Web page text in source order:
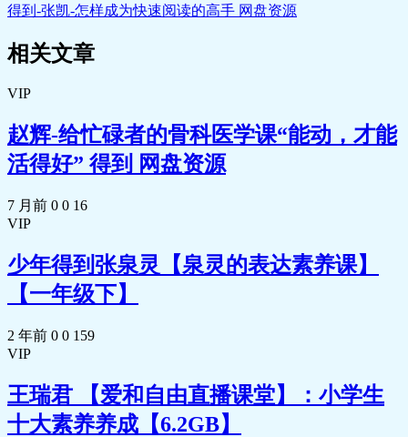
得到-张凯-怎样成为快速阅读的高手 网盘资源
相关文章
VIP
赵辉-给忙碌者的骨科医学课“能动，才能
活得好” 得到 网盘资源
7 月前 0 0 16
VIP
少年得到张泉灵【泉灵的表达素养课】
【一年级下】
2 年前 0 0 159
VIP
王瑞君 【爱和自由直播课堂】：小学生
十大素养养成【6.2GB】